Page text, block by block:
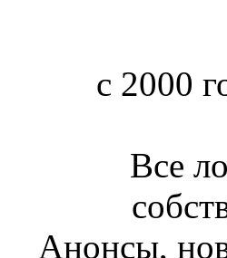
c 2000
Все
Анонсы,